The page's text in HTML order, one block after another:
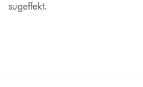
sugeffekt.